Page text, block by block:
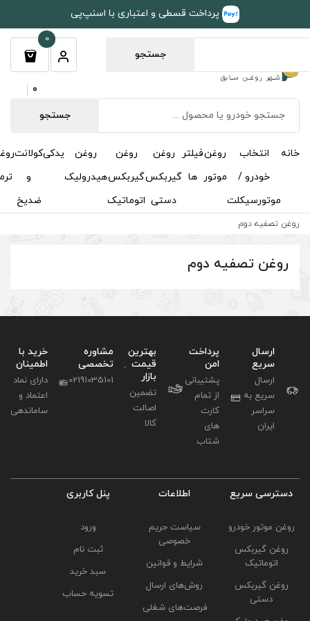
و اعتباری با اسنپ‌پی
جستجو
روغن
دستی
روغن
گیربکس
اتوماتیک
روغن
هیدرولیک
یدکی کولانت
و
ضدیخ
روغن
ترمز
مکمل
و
اکتان
خوشبوکنندهدربارهتماس
با ما
بهترین
قیمت
بازار
تضمین
اصالت
کالا
مشاوره
تخصصی
02191035101
خرید با
اطمینان
دارای نماد
اعتماد و
ساماندهی
حریم
و قوانین
ارسال
پنل کاربری
تسویه حساب